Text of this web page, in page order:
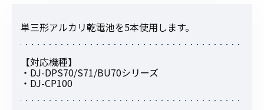
単三形アルカリ乾電池を5本使用します。
【対応機種】
・DJ-DPS70/S71/BU70シリーズ
・DJ-CP100